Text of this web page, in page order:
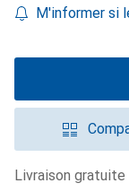
M'informer si
livraison gratuite